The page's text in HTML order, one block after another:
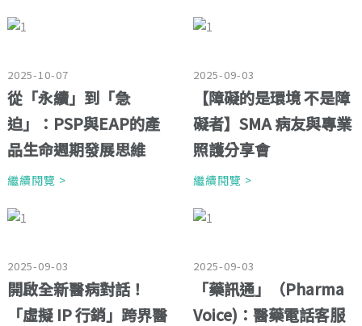
2025-10-07
從「永續」到「急
迫」：PSP與EAP的產
品生命週期發展思維
繼續閱覽 >
2025-09-03
【障礙的是環境 不是障
礙者】SMA 病友與專業
照護分享會
繼續閱覽 >
2025-09-03
開啟全新醫病對話！
「虛擬 IP 行銷」跨界醫
2025-09-03
「藥訊通」（Pharma
Voice)：醫藥電話客服